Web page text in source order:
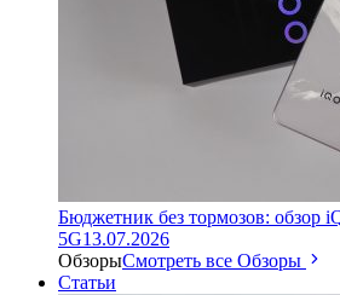
Бюджетник без тормозов: обзор
5G13.07.2026
ОбзорыСмотреть все Обзоры
Статьи